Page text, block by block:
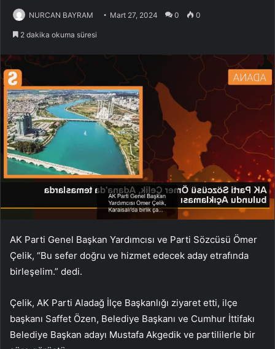
NURCAN BAYRAM Mart 27, 2024 0 0
2 dakika okuma süresi
AK Parti Genel Başkan Yardımcısı ve Parti Sözcüsü Ömer
Çelik, “Bu sefer doğru ve hizmet edecek aday etrafında
birleşelim.” dedi.
Çelik, AK Parti Aladağ İlçe Başkanlığı ziyaret etti, ilçe
başkanı Saffet Özen, Belediye Başkanı ve Cumhur İttifakı
Belediye Başkan adayı Mustafa Akgedik ve partililerle bir